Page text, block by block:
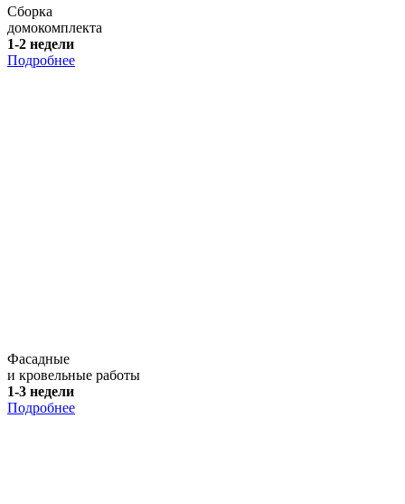
Сборка
домокомплекта
1-2 недели
Подробнее
Фасадные
и кровельные работы
1-3 недели
Подробнее